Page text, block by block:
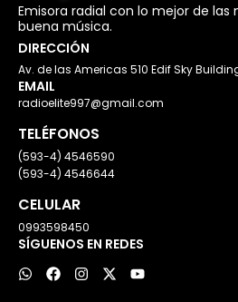
Emisora radial con lo mejor de
buena música.
DIRECCIÓN
Av. de las Americas 510 Edif Sky
EMAIL
radioelite997@gmail.com
TELÉFONOS
(593-4) 4546590
(593-4) 4546644
CELULAR
0993598450
SÍGUENOS EN REDES
W
h
F
a
I
n
X
-
o